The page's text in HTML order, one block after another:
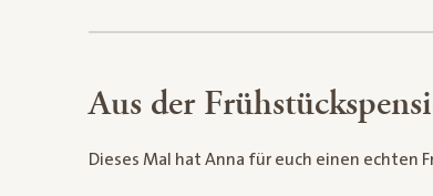
Aus der
Dieses Mal hat Anna für euch einen echten